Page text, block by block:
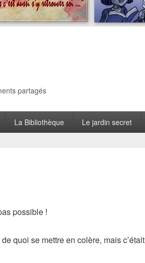
partagés
La Bibliothèque Le jardin secret
possible !
quoi se mettre en colère, mais c’était